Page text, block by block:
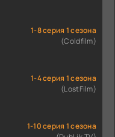
1-8 серия 1 сезона
(Coldfilm)
1-4 серия 1 сезона
(LostFilm)
1-10 серия 1 сезона